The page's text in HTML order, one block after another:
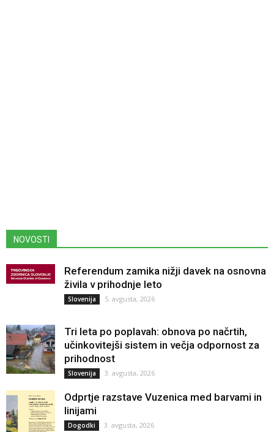
NOVOSTI
Referendum zamika nižji davek na osnovna
živila v prihodnje leto
Slovenija 5. avgusta, 2026
Tri leta po poplavah: obnova po načrtih,
učinkovitejši sistem in večja odpornost za
prihodnost
Slovenija 3. avgusta, 2026
Odprtje razstave Vuzenica med barvami in
linijami
Dogodki 3. avgusta, 2026